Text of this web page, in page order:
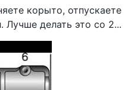
корыто, отпускаете
Лучше делать это со 2...